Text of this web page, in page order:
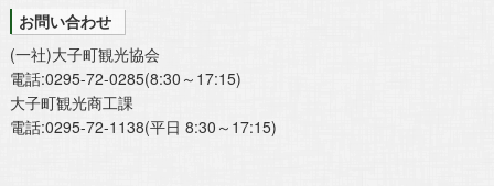
お問い合わせ
(一社)大子町観光協会
電話:0295-72-0285(8:30～17:15)
大子町観光商工課
電話:0295-72-1138(平日 8:30～17:15)